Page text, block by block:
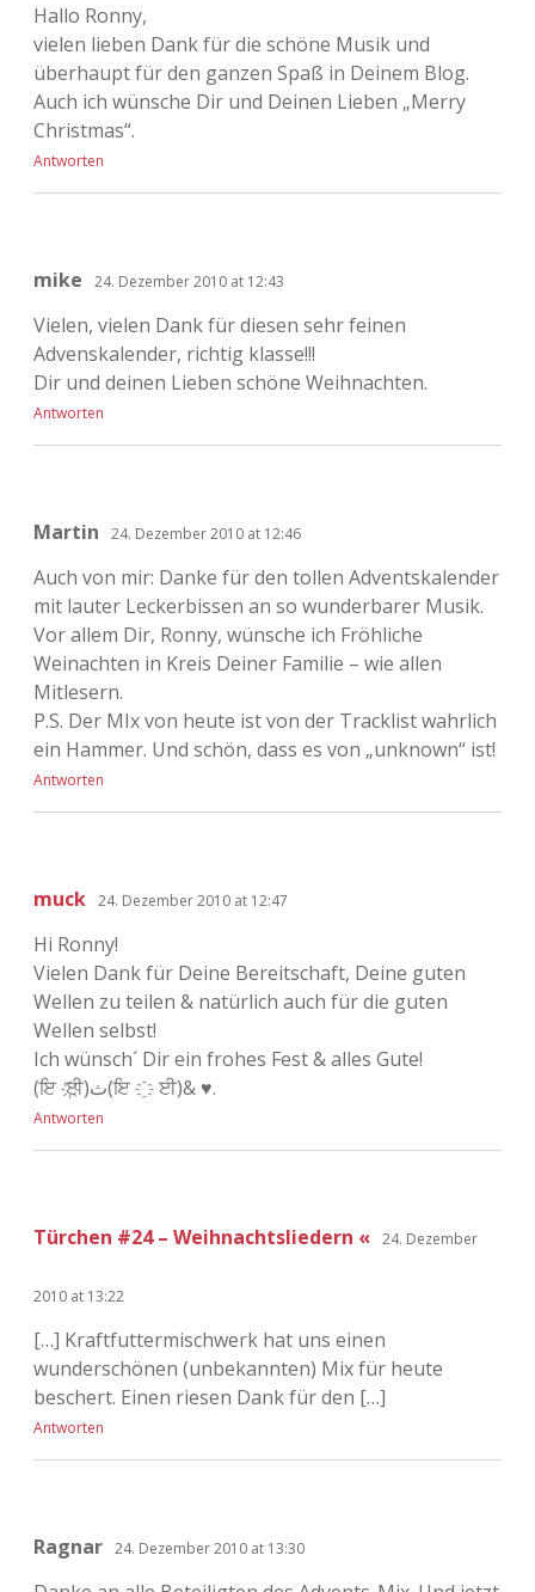
Hallo Ronny,
vielen lieben Dank für die schöne Musik und
überhaupt für den ganzen Spaß in Deinem Blog.
Auch ich wünsche Dir und Deinen Lieben „Merry
Christmas“.
Antworten
mike 24. Dezember 2010 at 12:43
Vielen, vielen Dank für diesen sehr feinen
Advenskalender, richtig klasse!!!
Dir und deinen Lieben schöne Weihnachten.
Antworten
Martin 24. Dezember 2010 at 12:46
Auch von mir: Danke für den tollen Adventskalender
mit lauter Leckerbissen an so wunderbarer Musik.
Vor allem Dir, Ronny, wünsche ich Fröhliche
Weinachten in Kreis Deiner Familie – wie allen
Mitlesern.
P.S. Der MIx von heute ist von der Tracklist wahrlich
ein Hammer. Und schön, dass es von „unknown“ ist!
Antworten
muck 24. Dezember 2010 at 12:47
Hi Ronny!
Vielen Dank für Deine Bereitschaft, Deine guten
Wellen zu teilen & natürlich auch für die guten
Wellen selbst!
Ich wünsch´ Dir ein frohes Fest & alles Gute!
(ਇ ҉ ਈ)ث(ਇ ҈ ਈ)& ♥.
Antworten
Türchen #24 – Weihnachtsliedern « 24. Dezember
2010 at 13:22
[…] Kraftfuttermischwerk hat uns einen
wunderschönen (unbekannten) Mix für heute
beschert. Einen riesen Dank für den […]
Antworten
Ragnar 24. Dezember 2010 at 13:30